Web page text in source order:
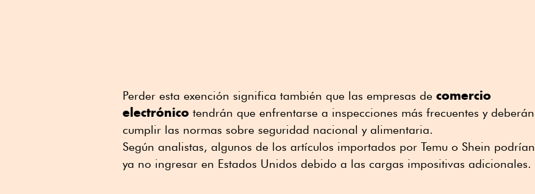
Perder esta exención significa también que las empresas de comercio
electrónico tendrán que enfrentarse a inspecciones más frecuentes y deberán
cumplir las normas sobre seguridad nacional y alimentaria.
Según analistas, algunos de los artículos importados por Temu o Shein podrían
ya no ingresar en Estados Unidos debido a las cargas impositivas adicionales.